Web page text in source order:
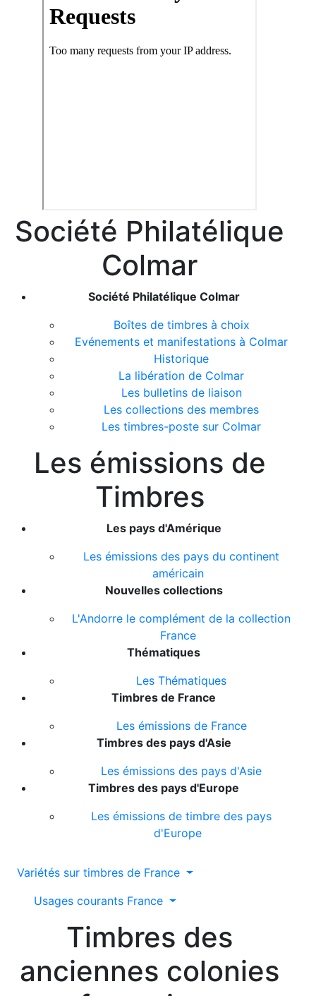
Société Philatélique
Colmar
Société Philatélique Colmar
Boîtes de timbres à choix
Evénements et manifestations à Colmar
Historique
La libération de Colmar
Les bulletins de liaison
Les collections des membres
Les timbres-poste sur Colmar
Les émissions de
Timbres
Les pays d'Amérique
Les émissions des pays du continent
américain
Nouvelles collections
L'Andorre le complément de la collection
France
Thématiques
Les Thématiques
Timbres de France
Les émissions de France
Timbres des pays d'Asie
Les émissions des pays d'Asie
Timbres des pays d'Europe
Les émissions de timbre des pays
d'Europe
Variétés sur timbres de France
Usages courants France
Timbres des
anciennes colonies